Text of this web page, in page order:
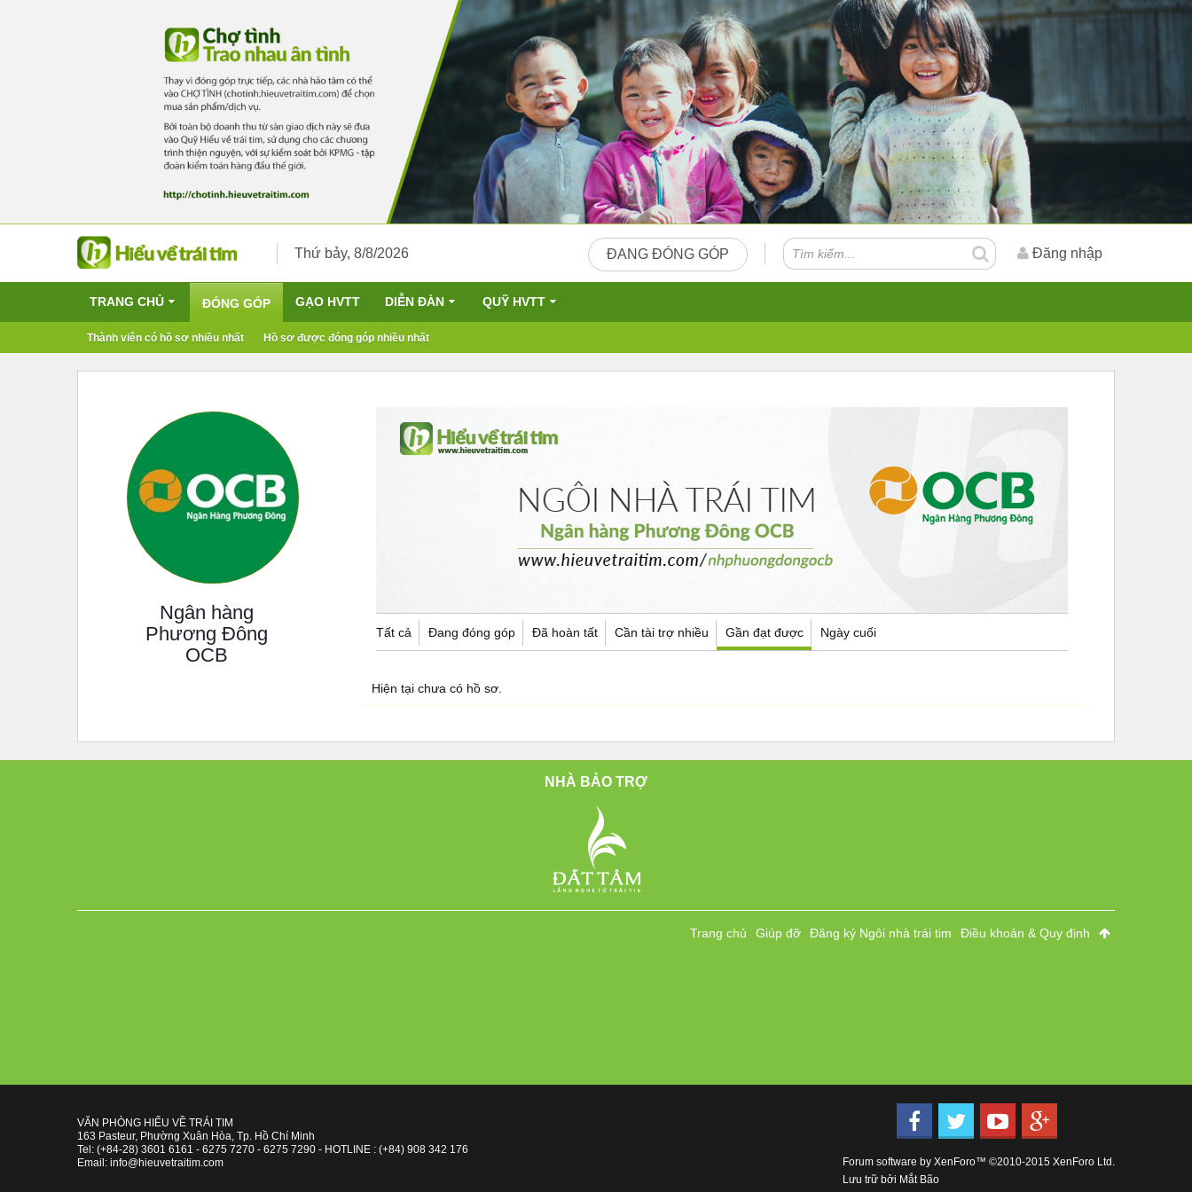
Thứ bảy, 8/8/2026 ĐANG ĐÓNG GÓP Đăng nhập
TRANG CHỦ ĐÓNG GÓP
Thành viên có hồ sơ nhiều nhất Hồ sơ được đóng góp nhiều nhất
GẠO HVTT DIỄN ĐÀN QUỸ HVTT
Ngân hàng
Phương Đông
OCB
Tất cả Đang đóng góp Đã hoàn tất Cần tài trợ nhiều Gần đạt được Ngày cuối
Hiện tại chưa có hồ sơ.
NHÀ BẢO TRỢ
Trang chủ Giúp đỡ Đăng ký Ngôi nhà trái tim Điều khoản & Quy định
VĂN PHÒNG HIỂU VỀ TRÁI TIM
163 Pasteur, Phường Xuân Hòa, Tp. Hồ Chí Minh
Tel: (+84-28) 3601 6161 - 6275 7270 - 6275 7290 - HOTLINE : (+84) 908 342 176
Email: info@hieuvetraitim.com
Forum software by XenForo™ ©2010-2015 XenForo Ltd.
Lưu trữ bởi Mắt Bão